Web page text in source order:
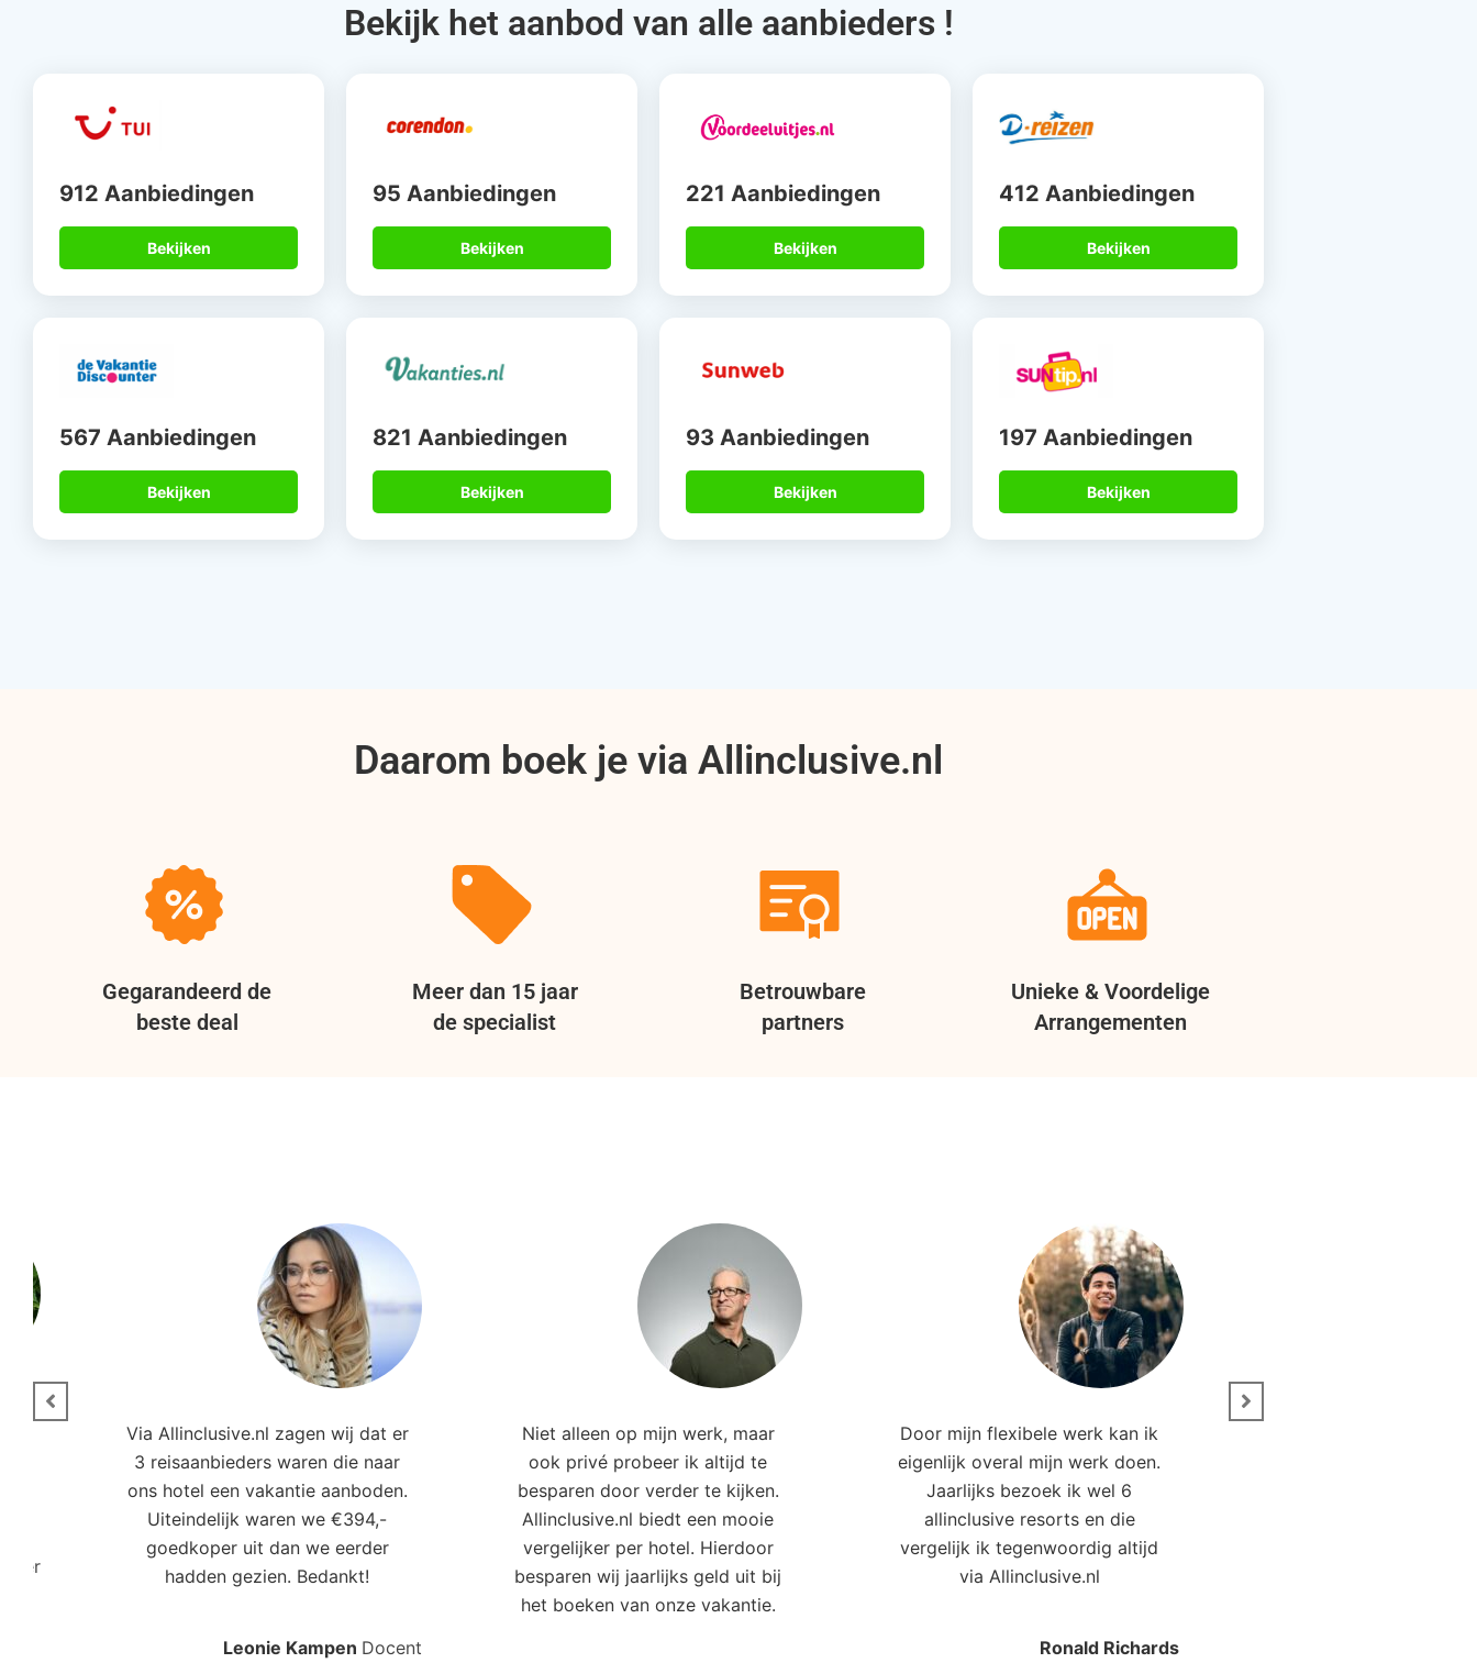
Bekijk het aanbod van alle aanbieders !
912 Aanbiedingen
Bekijken
95 Aanbiedingen
Bekijken
221 Aanbiedingen
Bekijken
412 Aanbiedingen
Bekijken
567 Aanbiedingen
Bekijken
821 Aanbiedingen
Bekijken
93 Aanbiedingen
Bekijken
197 Aanbiedingen
Bekijken
Daarom boek je via Allinclusive.nl
Gegarandeerd de
beste deal
Meer dan 15 jaar
de specialist
Betrouwbare
partners
Unieke & Voordelige
Arrangementen
Via Allinclusive.nl zagen wij dat er
3 reisaanbieders waren die naar
ons hotel een vakantie aanboden.
Uiteindelijk waren we €394,-
goedkoper uit dan we eerder
hadden gezien. Bedankt!
Leonie Kampen Docent
Niet alleen op mijn werk, maar
ook privé probeer ik altijd te
besparen door verder te kijken.
Allinclusive.nl biedt een mooie
vergelijker per hotel. Hierdoor
besparen wij jaarlijks geld uit bij
het boeken van onze vakantie.
Door mijn flexibele werk kan ik
eigenlijk overal mijn werk doen.
Jaarlijks bezoek ik wel 6
allinclusive resorts en die
vergelijk ik tegenwoordig altijd
via Allinclusive.nl
Ronald Richards